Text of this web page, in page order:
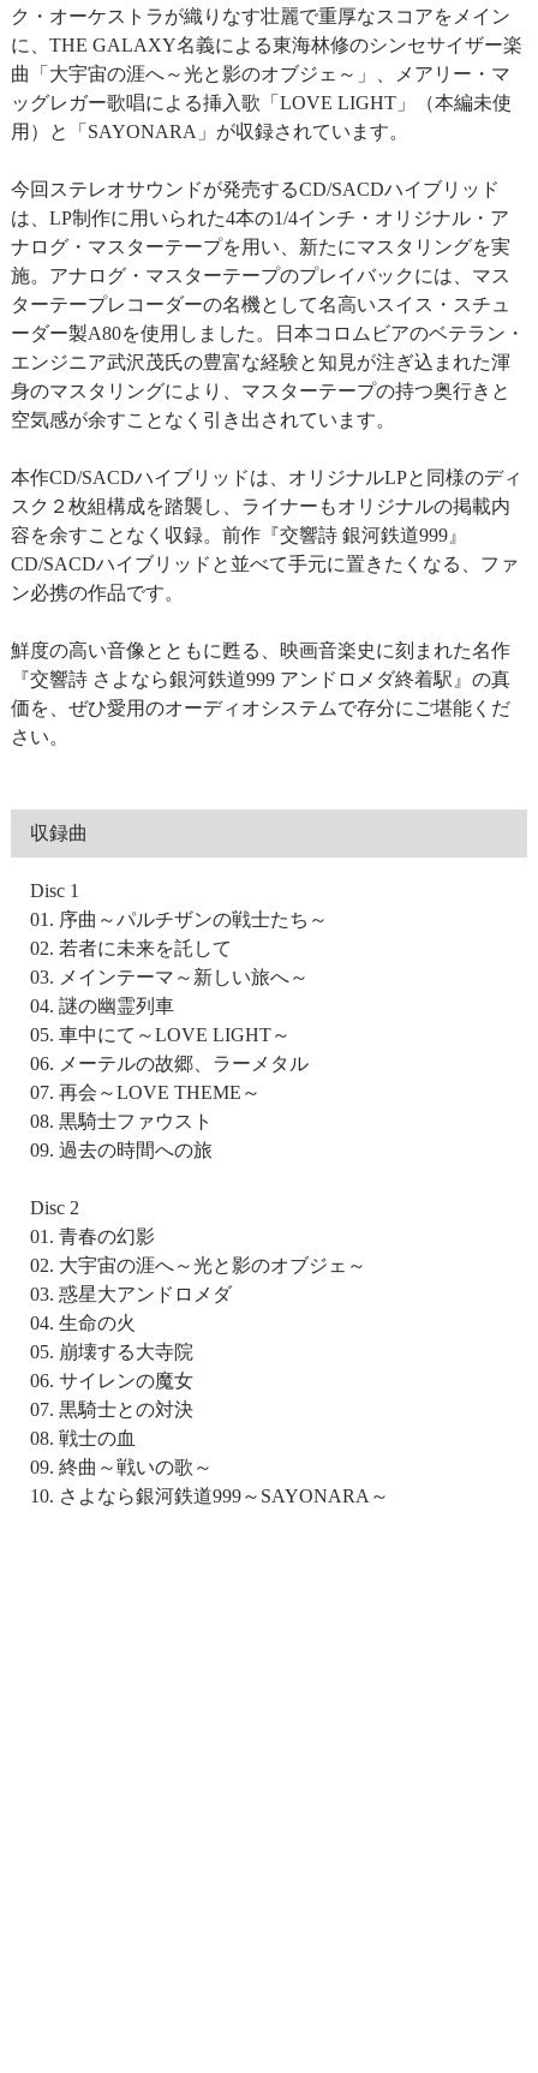
ク・オーケストラが織りなす壮麗で重厚なスコアをメイン
に、THE GALAXY名義による東海林修のシンセサイザー楽
曲「大宇宙の涯へ～光と影のオブジェ～」、メアリー・マ
ッグレガー歌唱による挿入歌「LOVE LIGHT」（本編未使
用）と「SAYONARA」が収録されています。
今回ステレオサウンドが発売するCD/SACDハイブリッド
は、LP制作に用いられた4本の1/4インチ・オリジナル・ア
ナログ・マスターテープを用い、新たにマスタリングを実
施。アナログ・マスターテープのプレイバックには、マス
ターテープレコーダーの名機として名高いスイス・スチュ
ーダー製A80を使用しました。日本コロムビアのベテラン・
エンジニア武沢茂氏の豊富な経験と知見が注ぎ込まれた渾
身のマスタリングにより、マスターテープの持つ奥行きと
空気感が余すことなく引き出されています。
本作CD/SACDハイブリッドは、オリジナルLPと同様のディ
スク２枚組構成を踏襲し、ライナーもオリジナルの掲載内
容を余すことなく収録。前作『交響詩 銀河鉄道999』
CD/SACDハイブリッドと並べて手元に置きたくなる、ファ
ン必携の作品です。
鮮度の高い音像とともに甦る、映画音楽史に刻まれた名作
『交響詩 さよなら銀河鉄道999 アンドロメダ終着駅』の真
価を、ぜひ愛用のオーディオシステムで存分にご堪能くだ
さい。
収録曲
Disc 1
01. 序曲～パルチザンの戦士たち～
02. 若者に未来を託して
03. メインテーマ～新しい旅へ～
04. 謎の幽霊列車
05. 車中にて～LOVE LIGHT～
06. メーテルの故郷、ラーメタル
07. 再会～LOVE THEME～
08. 黒騎士ファウスト
09. 過去の時間への旅
Disc 2
01. 青春の幻影
02. 大宇宙の涯へ～光と影のオブジェ～
03. 惑星大アンドロメダ
04. 生命の火
05. 崩壊する大寺院
06. サイレンの魔女
07. 黒騎士との対決
08. 戦士の血
09. 終曲～戦いの歌～
10. さよなら銀河鉄道999～SAYONARA～